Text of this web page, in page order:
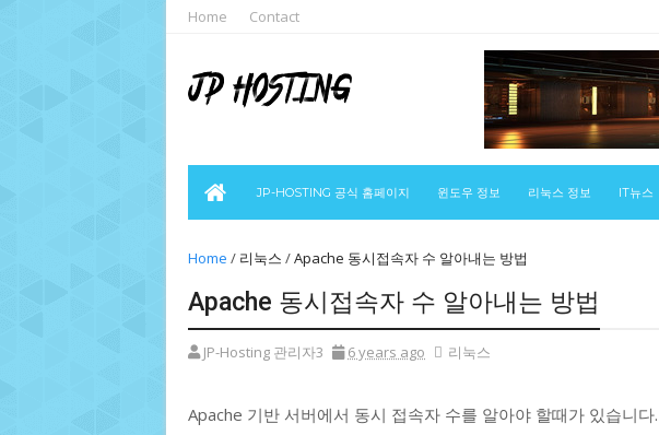
Home Contact
JP-HOSTING 공식 홈페이지 윈도우 정보 리눅스 정보 IT뉴스
Home / 리눅스 /Apache 동시접속자 수 알아내는 방법
Apache 동시접속자 수 알아내는 방법
JP-Hosting 관리자3 6 years ago 리눅스
Apache 기반 서버에서 동시 접속자 수를 알아야 할때가 있습니다.